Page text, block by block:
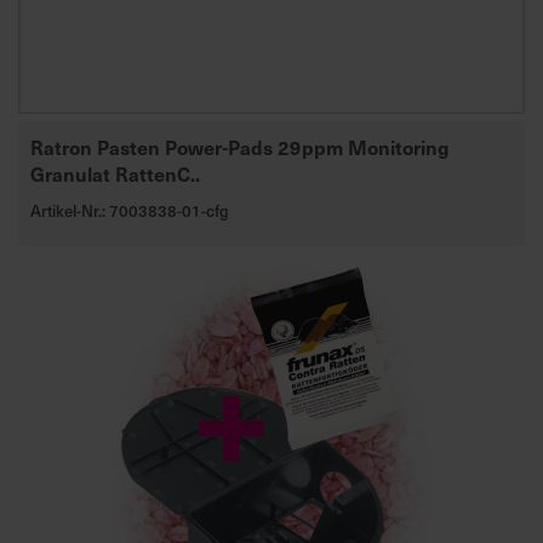
Ratron Pasten Power-Pads 29ppm Monitoring
Granulat RattenC..
Artikel-Nr.: 7003838-01-cfg